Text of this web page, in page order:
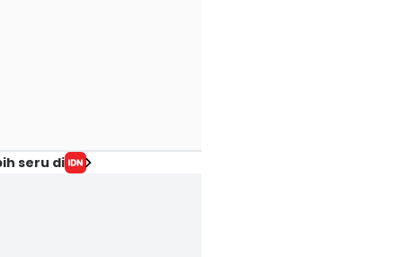
seru di